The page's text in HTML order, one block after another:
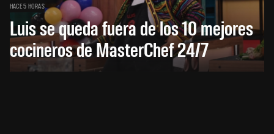
HACE 5 HORAS
Luis se queda fuera de los 10 mejores
cocineros de MasterChef 24/7